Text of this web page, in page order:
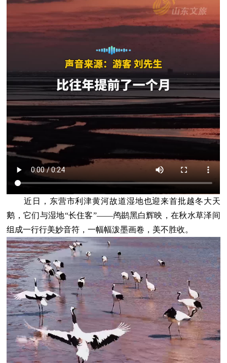
近日，东营市利津黄河故道湿地也迎来首批越冬大天
鹅，它们与湿地“长住客”——鸬鹚黑白辉映，在秋水草泽间
组成一行行美妙音符，一幅幅泼墨画卷，美不胜收。